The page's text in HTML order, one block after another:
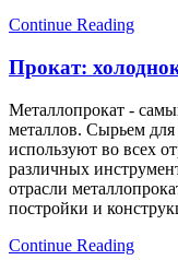
Continue Reading
Прокат:
Металлопрокат -
металлов. Сырьем для
используют во всех
различных
отрасли
постройки и
Continue Reading